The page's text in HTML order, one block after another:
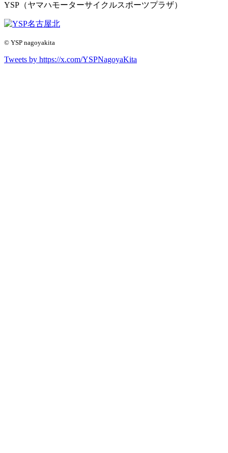
YSP（ヤマハモーターサイクルスポーツプラザ）
© YSP nagoyakita
Tweets by https://x.com/YSPNagoyaKita